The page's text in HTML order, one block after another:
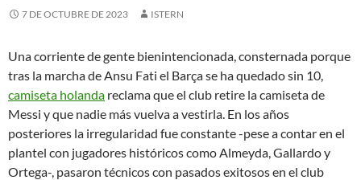
7 DE OCTUBRE DE 2023 ISTERN
Una corriente de gente bienintencionada, consternada porque
tras la marcha de Ansu Fati el Barça se ha quedado sin 10,
camiseta holanda reclama que el club retire la camiseta de
Messi y que nadie más vuelva a vestirla. En los años
posteriores la irregularidad fue constante -pese a contar en el
plantel con jugadores históricos como Almeyda, Gallardo y
Ortega-, pasaron técnicos con pasados exitosos en el club